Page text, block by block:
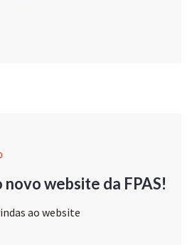
novo website da FPAS!
ao website